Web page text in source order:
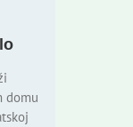
domu